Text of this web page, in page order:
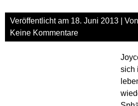
Veröffentlicht am 18. Juni 2013 | Von
Keine Kommentare
sich